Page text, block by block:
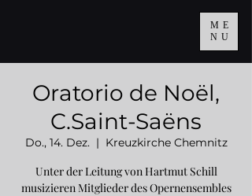
ME
NU
Oratorio de Noël,
C.Saint-Saëns
Do., 14. Dez.
  |
Kreuzkirche Chemnitz
Unter der Leitung von Hartmut Schill
musizieren Mitglieder des Opernensembles